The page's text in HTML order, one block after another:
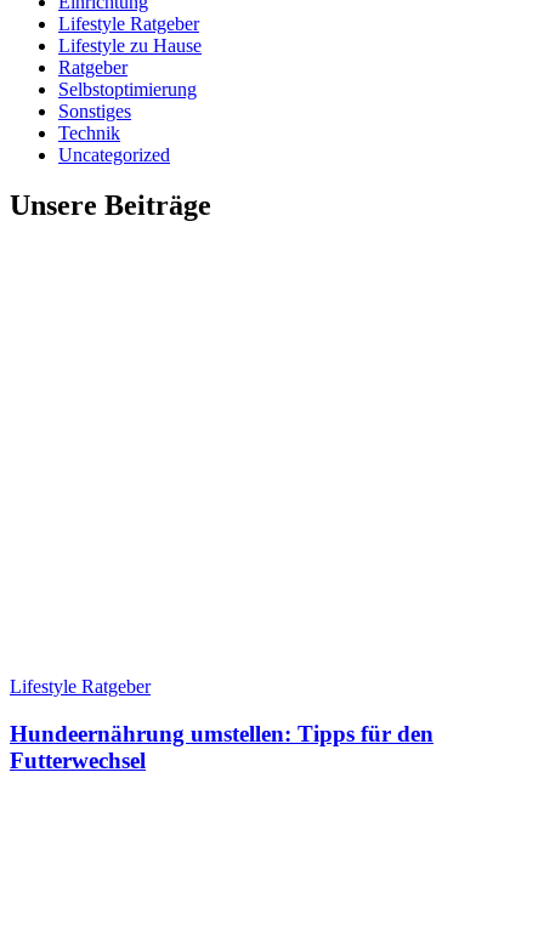
Lifestyle Ratgeber
Lifestyle zu Hause
Ratgeber
Selbstoptimierung
Sonstiges
Technik
Uncategorized
Unsere Beiträge
Lifestyle Ratgeber
Hundeernährung umstellen: Tipps für den
Futterwechsel